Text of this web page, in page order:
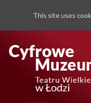
This site uses